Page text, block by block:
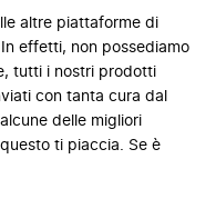
altre piattaforme di
effetti, non possediamo
tutti i nostri prodotti
con tanta cura dal
delle migliori
ti piaccia. Se è